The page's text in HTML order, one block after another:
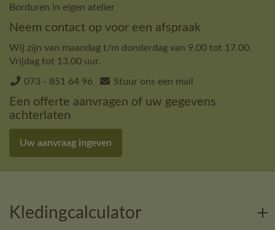
Borduren in eigen atelier
Neem contact op voor een afspraak
Wij zijn van maandag t/m donderdag van 9.00 tot 17.00.
Vrijdag tot 13.00 uur.
073 - 851 64 96 Stuur ons een mail
Een offerte aanvragen of uw gegevens
achterlaten
Uw aanvraag ingeven
Kledingcalculator